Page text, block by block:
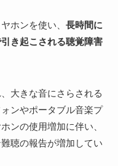
ホンを使い、 長時間に
き起こされる聴覚障害
大きな音にさらされる
ンやポータブル音楽プ
ンの使用増加に伴い、
聴の報告が増加してい